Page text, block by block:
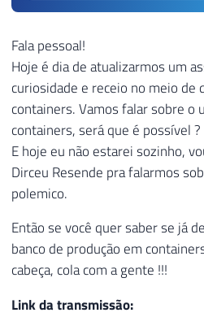
Fala pessoal!
Hoje é dia de atualizarmos um
curiosidade e receio no meio de
containers. Vamos falar sobre o
containers, será que é possível ?
E hoje eu não estarei sozinho,
Dirceu Resende pra falarmos
polemico.
Então se você quer saber se já
banco de produção em
cabeça, cola com a gente !!!
Link da transmissão: